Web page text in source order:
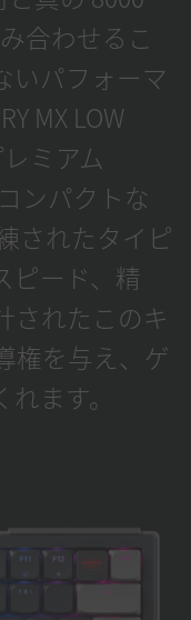
合わせるこ
いパフォーマ
MX LOW
ミアム
ンパクトな
されたタイピ
ピード、精
されたこのキ
権を与え、ゲ
ます。